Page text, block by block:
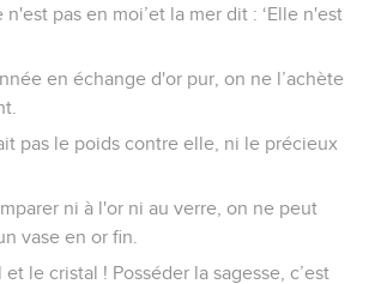
n'est pas en moi’et la mer dit : ‘Elle n'est
en échange d'or pur, on ne l’achète
pas le poids contre elle, ni le précieux
ni à l'or ni au verre, on ne peut
vase en or fin.
le cristal ! Posséder la sagesse, c’est